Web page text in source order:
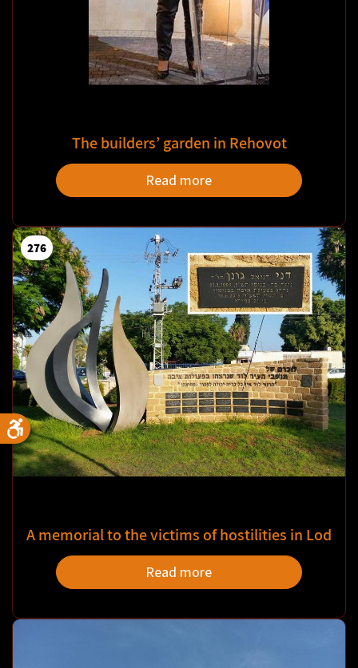
The builders’ garden in Rehovot
Read more
276
A memorial to the victims of hostilities in Lod
Read more